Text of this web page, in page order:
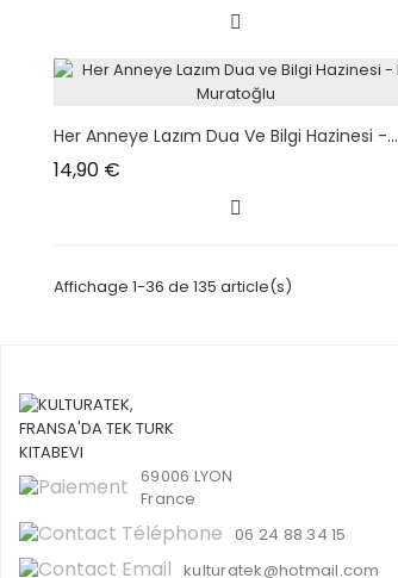
Her Anneye Lazım Dua Ve Bilgi Hazinesi -...
14,90 €
Affichage 1-36 de 135 article(s)
69006 LYON
France
06 24 88 34 15
kulturatek@hotmail.com